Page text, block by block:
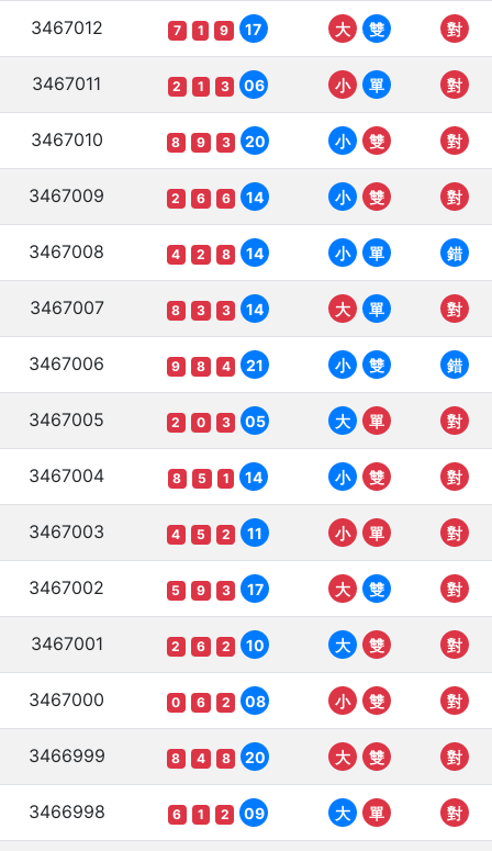
3467012 7 1 9 17 大 雙 對
3467011 2 1 3 06 小 單 對
3467010 8 9 3 20 小 雙 對
3467009 2 6 6 14 小 雙 對
3467008 4 2 8 14 小 單 錯
3467007 8 3 3 14 大 單 對
3467006 9 8 4 21 小 雙 錯
3467005 2 0 3 05 大 單 對
3467004 8 5 1 14 小 雙 對
3467003 4 5 2 11 小 單 對
3467002 5 9 3 17 大 雙 對
3467001 2 6 2 10 大 雙 對
3467000 0 6 2 08 小 雙 對
3466999 8 4 8 20 大 雙 對
3466998 6 1 2 09 大 單 對